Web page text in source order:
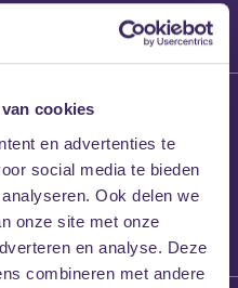
cookies
en advertenties te
social media te bieden
Ook delen we
onze site met onze
en analyse. Deze
combineren met andere
maart 2026
Blog:
Kalf